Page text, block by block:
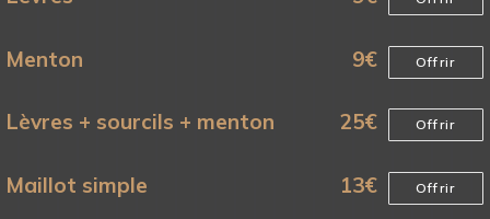
Menton 9€ Offrir
Lèvres + sourcils + menton 25€ Offrir
Maillot simple 13€ Offrir